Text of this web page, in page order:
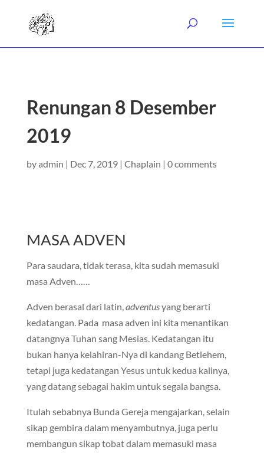
Renungan 8 Desember
2019
byadmin | Dec 7, 2019| Chaplain | 0 comments
MASA ADVEN
Para saudara, tidak terasa, kita sudah memasuki
masa Adven……
Adven berasal dari latin,adventusyang berarti
kedatangan. Pada masa adven ini kita menantikan
datangnya Tuhan sang Mesias. Kedatangan itu
bukan hanya kelahiran-Nya di kandang Betlehem,
tetapi juga kedatangan Yesus untuk kedua kalinya,
yang datang sebagai hakim untuk segala bangsa.
Itulah sebabnya Bunda Gereja mengajarkan, selain
sikap gembira dalam menyambutnya, juga perlu
membangun sikap tobat dalam memasuki masa